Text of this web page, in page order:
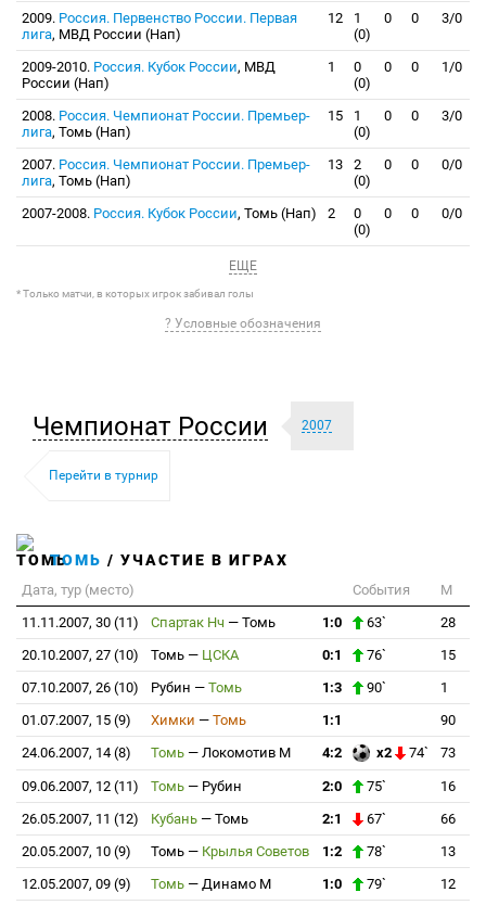
2009. Россия. Первенство России. Первая
лига, МВД России (Нап)
12
1
(0)
0 0 3/0
2009-2010. Россия. Кубок России, МВД
России (Нап)
1
0
(0)
0 0 1/0
2008. Россия. Чемпионат России. Премьер-
лига, Томь (Нап)
15
1
(0)
0 0 3/0
2007. Россия. Чемпионат России. Премьер-
лига, Томь (Нап)
13
2
(0)
0 0 0/0
2007-2008. Россия. Кубок России, Томь (Нап) 2
0
(0)
0 0 0/0
ЕЩЕ
* Только матчи, в которых игрок забивал голы
? Условные обозначения
Чемпионат России 2007
Перейти в турнир
ТОМЬ / УЧАСТИЕ В ИГРАХ
Дата, тур (место) События
М
11.11.2007, 30 (11)
Спартак Нч — Томь 1:0 63`
28
20.10.2007, 27 (10)
Томь — ЦСКА 0:1 76`
15
07.10.2007, 26 (10)
Рубин — Томь 1:3 90`
1
01.07.2007, 15 (9)
Химки — Томь 1:1
90
24.06.2007, 14 (8)
Томь — Локомотив М 4:2 x2 74` 73
09.06.2007, 12 (11) Томь — Рубин 2:0 75`
16
26.05.2007, 11 (12)
Кубань — Томь 2:1 67`
66
20.05.2007, 10 (9)
Томь — Крылья Советов 1:2 78`
13
12.05.2007, 09 (9)
Томь — Динамо М 1:0 79`
12